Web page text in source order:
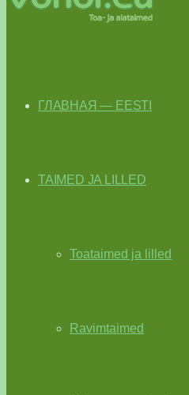
ГЛАВНАЯ — EESTI
TAIMED JA LILLED
Toataimed ja lilled
Ravimtaimed